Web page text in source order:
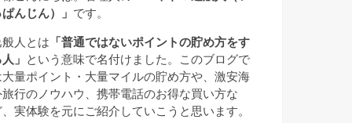
んじん）」 です。
般人とは 「普通ではないポイントの貯め方をす
」
という意味で名付けました。このブログで
大量ポイント・大量マイルの貯め方や、激安海
旅行のノウハウ、携帯電話のお得な買い方な
、実体験を元にご紹介していこうと思います。